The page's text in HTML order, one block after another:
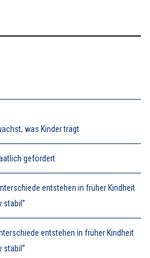
was Kinder trägt
gefördert
entstehen in früher Kindheit
stabil”
entstehen in früher Kindheit
stabil”